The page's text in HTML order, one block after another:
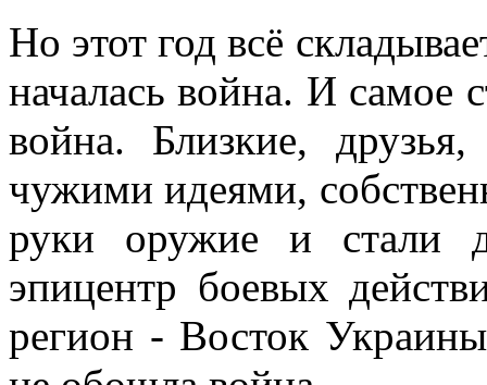
Но этот год всё
началась война. И самое
война. Близкие, друзья,
чужими идеями,
руки оружие и стали
эпицентр боевых
регион - Восток